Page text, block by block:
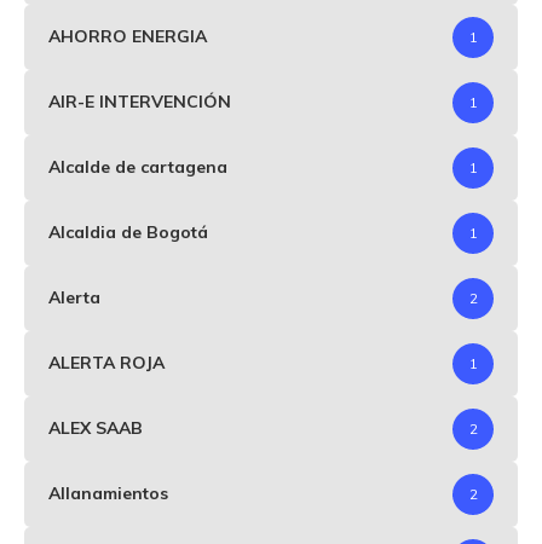
AHORRO ENERGIA 1
AIR-E INTERVENCIÓN 1
Alcalde de cartagena 1
Alcaldia de Bogotá 1
Alerta 2
ALERTA ROJA 1
ALEX SAAB 2
Allanamientos 2